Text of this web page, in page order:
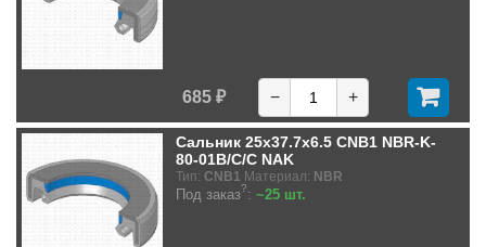
685 ₽ − +
Сальник 25x37.7x6.5 CNB1 NBR-K-
80-01B/C/C NAK
Тип: CNB1 Материал: NBR
Под заказ?: ~25 шт.